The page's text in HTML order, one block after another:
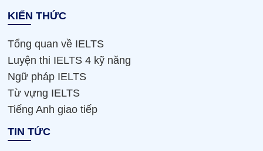
KIẾN THỨC
Tổng quan về IELTS
Luyện thi IELTS 4 kỹ năng
Ngữ pháp IELTS
Từ vựng IELTS
Tiếng Anh giao tiếp
TIN TỨC